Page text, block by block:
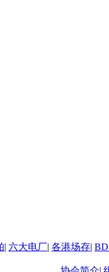
| 六大电厂| 各港场存|